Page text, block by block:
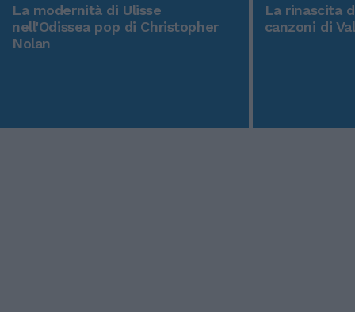
La modernità di Ulisse
nell'Odissea pop di Christopher
Nolan
La rinascita
canzoni di